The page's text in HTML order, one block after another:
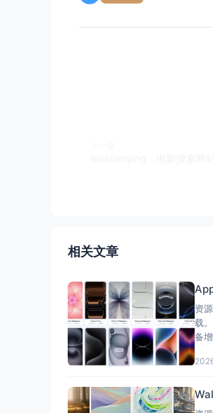
相关文章
资
载
备